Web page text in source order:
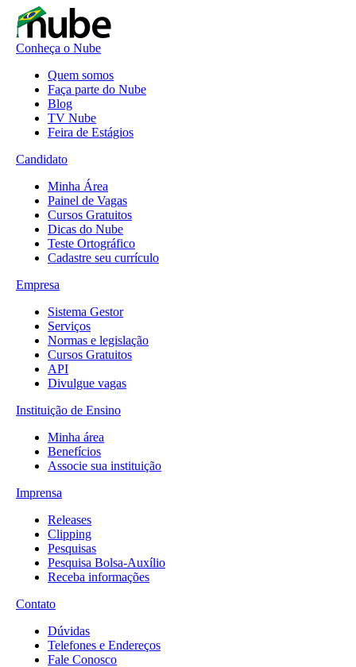
Conheça o Nube
Quem somos
Faça parte do Nube
Blog
TV Nube
Feira de Estágios
Candidato
Minha Área
Painel de Vagas
Cursos Gratuitos
Dicas do Nube
Teste Ortográfico
Cadastre seu currículo
Empresa
Sistema Gestor
Serviços
Normas e legislação
Cursos Gratuitos
API
Divulgue vagas
Instituição de Ensino
Minha área
Benefícios
Associe sua instituição
Imprensa
Releases
Clipping
Pesquisas
Pesquisa Bolsa-Auxílio
Receba informações
Contato
Dúvidas
Telefones e Endereços
Fale Conosco